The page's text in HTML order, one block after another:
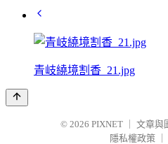
青岐繞境割香_21.jpg
© 2026 PIXNET
文章與
隱私權政策